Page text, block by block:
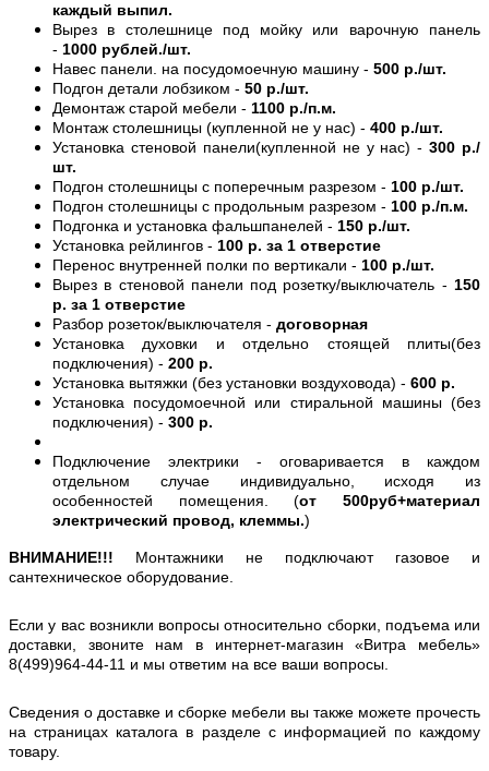
каждый выпил.
Вырез в столешнице под мойку или варочную панель
- 1000 рублей./шт.
Навес панели. на посудомоечную машину - 500 р./шт.
Подгон детали лобзиком - 50 р./шт.
Демонтаж старой мебели - 1100 р./п.м.
Монтаж столешницы (купленной не у нас) - 400 р./шт.
Установка стеновой панели(купленной не у нас) -300 р./
шт.
Подгон столешницы с поперечным разрезом - 100 р./шт.
Подгон столешницы с продольным разрезом - 100 р./п.м.
Подгонка и установка фальшпанелей - 150 р./шт.
Установка рейлингов - 100 р. за 1 отверстие
Перенос внутренней полки по вертикали - 100 р./шт.
Вырез в стеновой панели под розетку/выключатель - 150
р. за 1 отверстие
Разбор розеток/выключателя - договорная
Установка духовки и отдельно стоящей плиты(без
подключения) - 200 р.
Установка вытяжки (без установки воздуховода) - 600 р.
Установка посудомоечной или стиральной машины (без
подключения) - 300 р.
Подключение электрики - оговаривается в каждом
отдельном случае индивидуально, исходя из
особенностей помещения. (от 500руб+материал
электрический провод, клеммы.)
ВНИМАНИЕ!!! Монтажники не подключают газовое и
сантехническое оборудование.
Если у вас возникли вопросы относительно сборки, подъема или
доставки, звоните нам в интернет-магазин «Витра мебель»
8(499)964-44-11 и мы ответим на все ваши вопросы.
Сведения о доставке и сборке мебели вы также можете прочесть
на страницах каталога в разделе с информацией по каждому
товару.